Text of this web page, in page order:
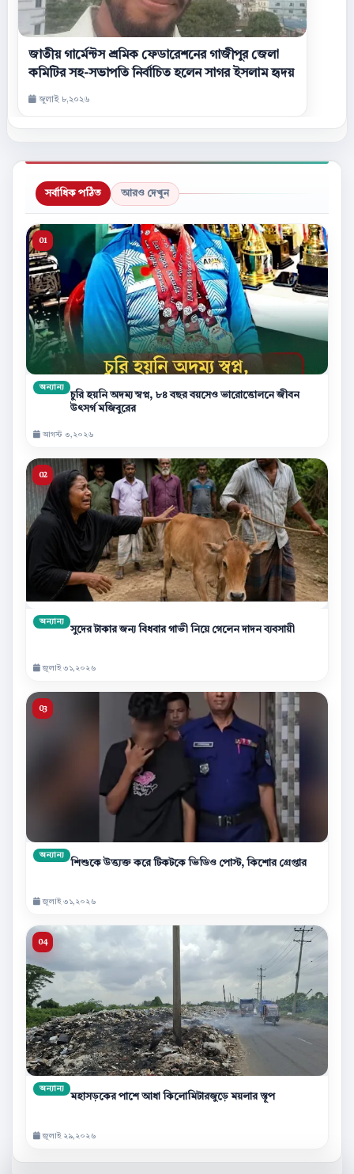
জাতীয় গার্মেন্টস শ্রমিক ফেডারেশনের গাজীপুর জেলা
কমিটির সহ-সভাপতি নির্বাচিত হলেন সাগর ইসলাম হৃদয়
জুলাই ৮,২০২৬
সর্বাধিক পঠিত আরও দেখুন
অন্যান্য
চুরি হয়নি অদম্য স্বপ্ন, ৮৪ বছর বয়সেও ভারোত্তোলনে জীবন
উৎসর্গ মজিবুরের
আগস্ট ৩,২০২৬
অন্যান্য
সুদের টাকার জন্য বিধবার গাভী নিয়ে গেলেন দাদন ব্যবসায়ী
জুলাই ৩১,২০২৬
অন্যান্য
শিশুকে উত্ত্যক্ত করে টিকটকে ভিডিও পোস্ট, কিশোর গ্রেপ্তার
জুলাই ৩১,২০২৬
অন্যান্য
মহাসড়কের পাশে আধা কিলোমিটারজুড়ে ময়লার স্তূপ
জুলাই ২৯,২০২৬